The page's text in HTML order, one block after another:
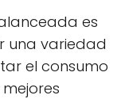
es
una variedad
el consumo